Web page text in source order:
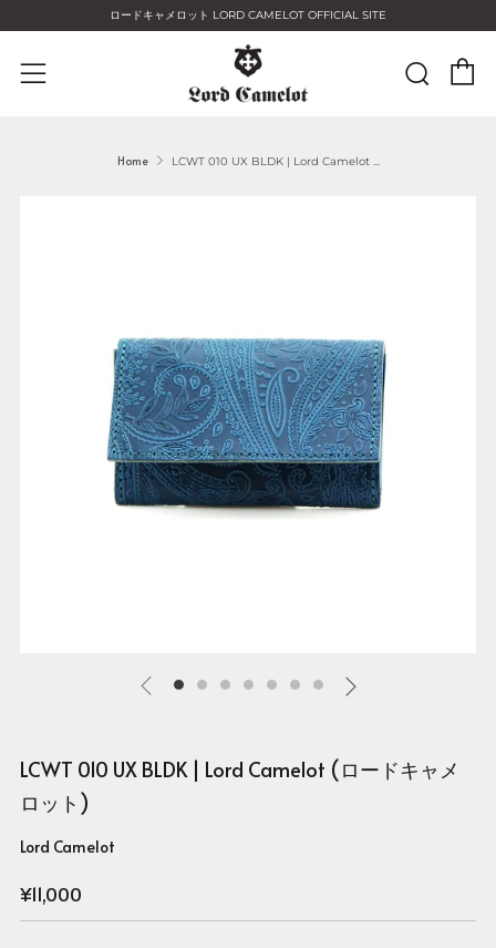
ロードキャメロット LORD CAMELOT OFFICIAL SITE
Menu
Home LCWT 010 UX BLDK | Lord Camelot ...
LCWT 010 UX BLDK | Lord Camelot (ロードキャメ
ロット)
Lord Camelot
Regular
price
¥11,000